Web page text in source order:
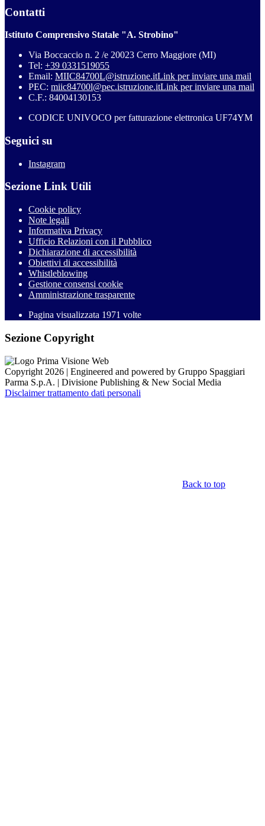
Contatti
Istituto Comprensivo Statale "A. Strobino"
Via Boccaccio n. 2 /e 20023 Cerro Maggiore (MI)
Tel: +39 0331519055
Email: MIIC84700L@istruzione.itLink per inviare una mail
PEC: miic84700l@pec.istruzione.itLink per inviare una mail
C.F.: 84004130153
CODICE UNIVOCO per fatturazione elettronica UF74YM
Seguici su
Instagram
Sezione Link Utili
Cookie policy
Note legali
Informativa Privacy
Ufficio Relazioni con il Pubblico
Dichiarazione di accessibilità
Obiettivi di accessibilità
Whistleblowing
Gestione consensi cookie
Amministrazione trasparente
Pagina visualizzata 1971 volte
Sezione Copyright
Copyright 2026 | Engineered and powered by Gruppo Spaggiari
Parma S.p.A. | Divisione Publishing & New Social Media
Disclaimer trattamento dati personali
Back to top